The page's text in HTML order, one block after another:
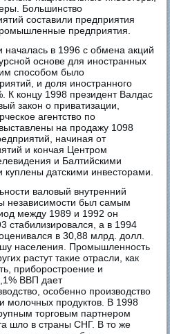
Большинство
составили предприятия
предприятия.
началась в 1996 с обмена акций
основе для иностранных
способом было
и доля иностранного
К концу 1998 президент Валдас
закон о приватизации,
агентство по
на продажу 1098
начиная от
и кончая Центром
и Балтийскими
датскими инвесторами.
валовый внутренний
независимости был самым
между 1989 и 1992 он
стабилизировался, а в 1994
в 30,88 млрд. долл.
населения. Промышленность
растут такие отрасли, как
приборостроение и
ВВП дает
особенно производство
молочных продуктов. В 1998
торговым партнером
шло в страны СНГ. В то же